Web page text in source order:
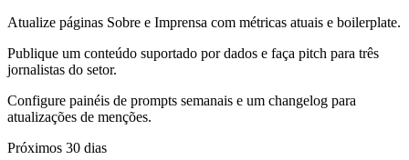
Atualize páginas Sobre e Imprensa com métricas atuais e boilerplate.
Publique um conteúdo suportado por dados e faça pitch para três
jornalistas do setor.
Configure painéis de prompts semanais e um changelog para
atualizações de menções.
Próximos 30 dias